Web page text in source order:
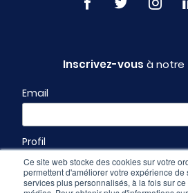
Ce site web stocke des cookies sur votre
permettent d'améliorer votre expérience
services plus personnalisés, à la fois sur
Inscrivez-vous à notre
Email
Profil